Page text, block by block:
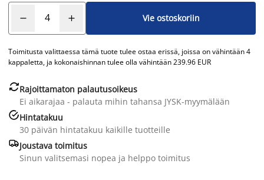
Vie ostoskoriin
Toimitusta valittaessa tämä tuote tulee ostaa erissä, joissa on vähintään 4
kappaletta, ja kokonaishinnan tulee olla vähintään 239.96 EUR
Rajoittamaton palautusoikeus
Ei aikarajaa - palauta mihin tahansa JYSK-myymälään
Hintatakuu
30 päivän hintatakuu kaikille tuotteille
Joustava toimitus
Sinun valitsemasi nopea ja helppo toimitus